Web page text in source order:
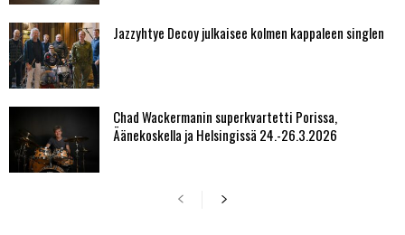
Jazzyhtye Decoy julkaisee kolmen kappaleen singlen
Chad Wackermanin superkvartetti Porissa,
Äänekoskella ja Helsingissä 24.-26.3.2026